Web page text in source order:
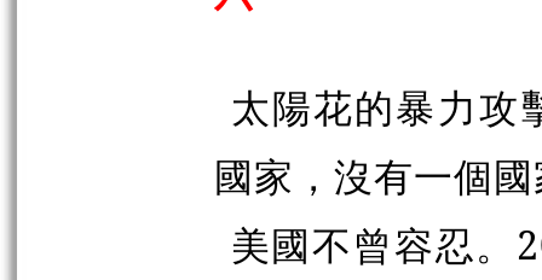
太陽花的暴力攻
國家，沒有一個
美國不曾容忍。